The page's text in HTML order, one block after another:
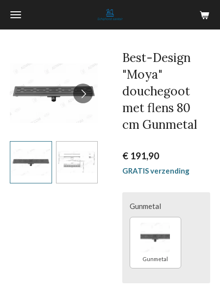
Ga
hoofdinhoud
Best-Design
"Moya"
douchegoot
met flens 80
cm Gunmetal
€ 191,90
GRATIS verzending
Gunmetal
Gunmetal